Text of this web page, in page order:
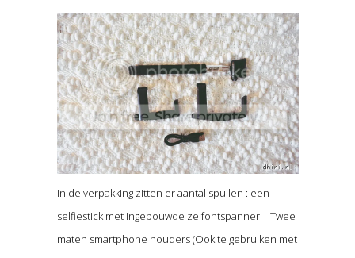
In de verpakking zitten er aantal spullen : een
selfiestick met ingebouwde zelfontspanner | Twee
maten smartphone houders (Ook te gebruiken met